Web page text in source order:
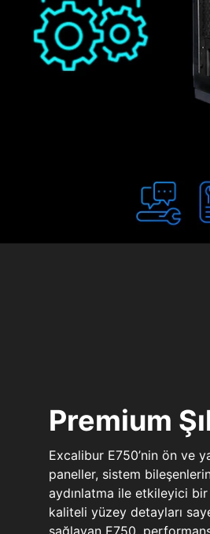
Premium
Excalibur E750’nin ön ve
paneller, sistem
aydınlatma ile etkileyici
kaliteli yüzey detayları